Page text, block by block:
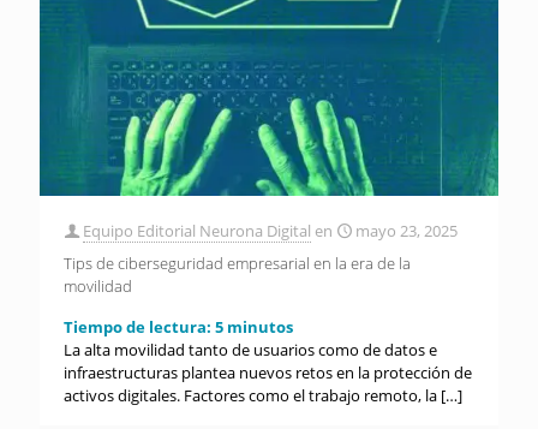
Equipo Editorial Neurona Digital en
mayo 23, 2025
Tips de ciberseguridad empresarial en la era de la
movilidad
Tiempo de lectura: 5 minutos
La alta movilidad tanto de usuarios como de datos e
infraestructuras plantea nuevos retos en la protección de
activos digitales. Factores como el trabajo remoto, la […]